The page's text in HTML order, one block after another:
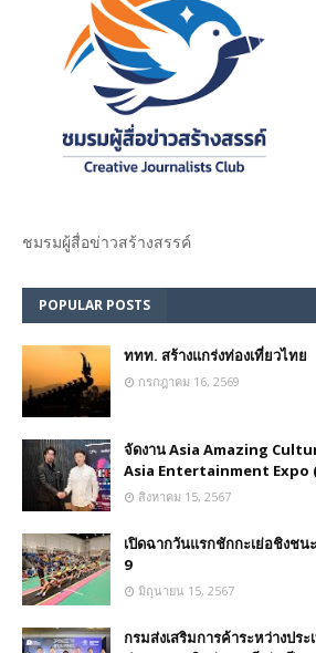
ชมรม​ผู้สื่อข่าวสร้างสรรค์​
POPULAR POSTS
ททท. สร้างแกร่งท่องเที่ยวไทย
กรกฎาคม 16, 2569
จัดงาน Asia Amazing
Asia Entertainment Expo
สิงหาคม 15, 2567
เปิดฉากวันแรกชักกะเย่อชิงชน
9
มิถุนายน 15, 2567
กรมส่งเสริมการค้าระหว่างประ